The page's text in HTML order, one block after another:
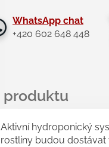
WhatsApp chat
+420 602 648 448
Aktivní hydroponický
rostliny budou dostávat